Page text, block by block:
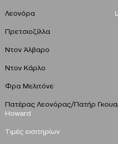
Λεονόρα
Πρετσιοζίλλα
Ντον Άλβαρο
Ντον Κάρλο
Φρα
Πατέρας Λεονόρας/Πατήρ
Howard
Τιμές εισιτηρίων